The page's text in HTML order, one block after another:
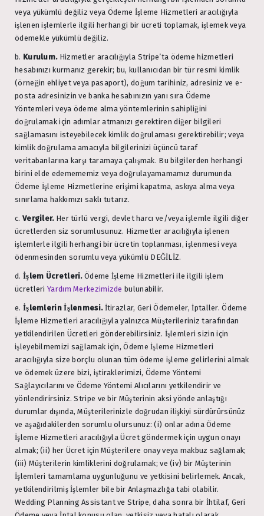
veya yükümlü değiliz veya Ödeme İşleme Hizmetleri aracılığıyla
işlenen işlemlerle ilgili herhangi bir ücreti toplamak, işlemek veya
ödemekle yükümlü değiliz.
b. Kurulum.Hizmetler aracılığıyla Stripe’ta ödeme hizmetleri
hesabınızı kurmanız gerekir; bu, kullanıcıdan bir tür resmi kimlik
(örneğin ehliyet veya pasaport), doğum tarihiniz, adresiniz ve e-
posta adresinizin ve banka hesabınızın yanı sıra Ödeme
Yöntemleri veya ödeme alma yöntemlerinin sahipliğini
doğrulamak için adımlar atmanızı gerektiren diğer bilgileri
sağlamasını isteyebilecek kimlik doğrulaması gerektirebilir; veya
kimlik doğrulama amacıyla bilgilerinizi üçüncü taraf
veritabanlarına karşı taramaya çalışmak. Bu bilgilerden herhangi
birini elde edemememiz veya doğrulayamamamız durumunda
Ödeme İşleme Hizmetlerine erişimi kapatma, askıya alma veya
sınırlama hakkımızı saklı tutarız.
c. Vergiler.Her türlü vergi, devlet harcı ve/veya işlemle ilgili diğer
ücretlerden siz sorumlusunuz. Hizmetler aracılığıyla işlenen
işlemlerle ilgili herhangi bir ücretin toplanması, işlenmesi veya
ödenmesinden sorumlu veya yükümlü DEĞİLİZ.
d. İşlem Ücretleri.Ödeme İşleme Hizmetleri ile ilgili işlem
ücretleri Yardım Merkezimizde bulunabilir.
e. İşlemlerin İşlenmesi.İtirazlar, Geri Ödemeler, İptaller. Ödeme
İşleme Hizmetleri aracılığıyla yalnızca Müşterileriniz tarafından
yetkilendirilen Ücretleri gönderebilirsiniz. İşlemleri sizin için
işleyebilmemizi sağlamak için, Ödeme İşleme Hizmetleri
aracılığıyla size borçlu olunan tüm ödeme işleme gelirlerini almak
ve ödemek üzere bizi, iştiraklerimizi, Ödeme Yöntemi
Sağlayıcılarını ve Ödeme Yöntemi Alıcılarını yetkilendirir ve
yönlendirirsiniz. Stripe ve bir Müşterinin aksi yönde anlaştığı
durumlar dışında, Müşterilerinizle doğrudan ilişkiyi sürdürürsünüz
ve aşağıdakilerden sorumlu olursunuz: (i) onlar adına Ödeme
İşleme Hizmetleri aracılığıyla Ücret göndermek için uygun onayı
almak; (ii) her Ücret için Müşterilere onay veya makbuz sağlamak;
(iii) Müşterilerin kimliklerini doğrulamak; ve (iv) bir Müşterinin
İşlemleri tamamlama uygunluğunu ve yetkisini belirlemek. Ancak,
yetkilendirilmiş İşlemler bile bir Anlaşmazlığa tabi olabilir.
Wedding Planning Assistant ve Stripe, daha sonra bir İhtilaf, Geri